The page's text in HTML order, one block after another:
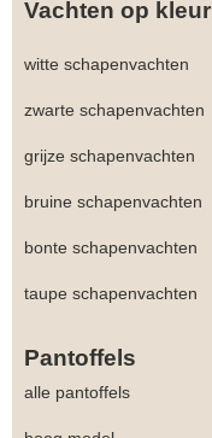
Vachten op kleur
witte schapenvachten
zwarte schapenvachten
grijze schapenvachten
bruine schapenvachten
bonte schapenvachten
taupe schapenvachten
Pantoffels
alle pantoffels